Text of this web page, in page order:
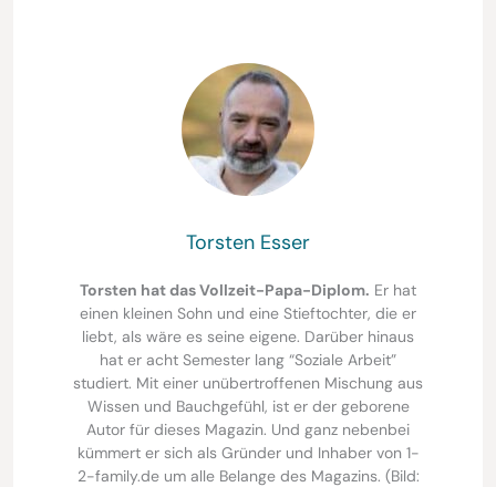
Torsten Esser
Torsten hat das Vollzeit-Papa-Diplom. Er hat
einen kleinen Sohn und eine Stieftochter, die er
liebt, als wäre es seine eigene. Darüber hinaus
hat er acht Semester lang “Soziale Arbeit”
studiert. Mit einer unübertroffenen Mischung aus
Wissen und Bauchgefühl, ist er der geborene
Autor für dieses Magazin. Und ganz nebenbei
kümmert er sich als Gründer und Inhaber von 1-
2-family.de um alle Belange des Magazins. (Bild: